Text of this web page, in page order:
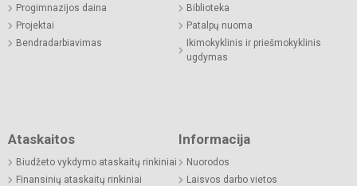
Progimnazijos daina
Projektai
Bendradarbiavimas
Biblioteka
Patalpų nuoma
Ikimokyklinis ir priešmokyklinis
ugdymas
Ataskaitos
Biudžeto vykdymo ataskaitų rinkiniai
Finansinių ataskaitų rinkiniai
Informacija
Nuorodos
Laisvos darbo vietos